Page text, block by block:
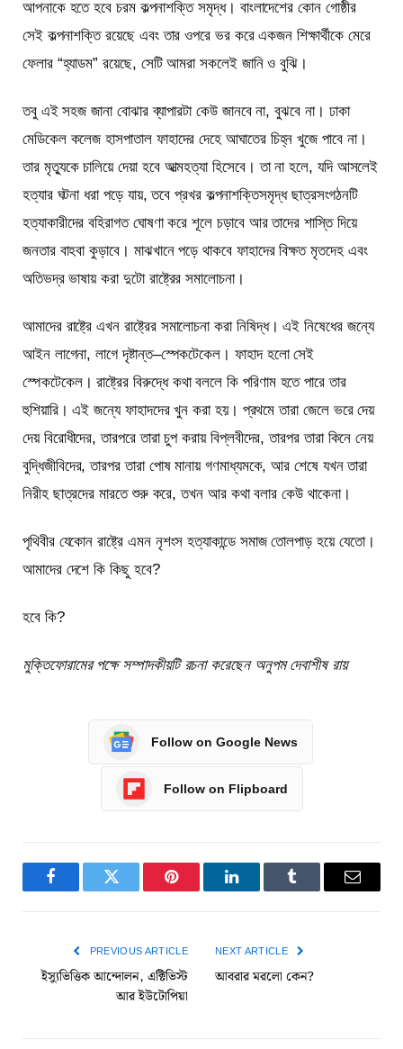
আপনাকে হতে হবে চরম কল্পনাশক্তি সমৃদ্ধ। বাংলাদেশের কোন গোষ্ঠীর
সেই কল্পনাশক্তি রয়েছে এবং তার ওপরে ভর করে একজন শিক্ষার্থীকে মেরে
ফেলার “হ্যাডম” রয়েছে, সেটি আমরা সকলেই জানি ও বুঝি।
তবু এই সহজ জানা বোঝার ব্যাপারটা কেউ জানবে না, বুঝবে না। ঢাকা
মেডিকেল কলেজ হাসপাতাল ফাহাদের দেহে আঘাতের চিহ্ন খুজে পাবে না।
তার মৃত্যুকে চালিয়ে দেয়া হবে আত্মহত্যা হিসেবে। তা না হলে, যদি আসলেই
হত্যার ঘটনা ধরা পড়ে যায়, তবে প্রখর কল্পনাশক্তিসমৃদ্ধ ছাত্রসংগঠনটি
হত্যাকারীদের বহিরাগত ঘোষণা করে শূলে চড়াবে আর তাদের শাস্তি দিয়ে
জনতার বাহবা কুড়াবে। মাঝখানে পড়ে থাকবে ফাহাদের বিক্ষত মৃতদেহ এবং
অতিভদ্র ভাষায় করা দুটো রাষ্ট্রের সমালোচনা।
আমাদের রাষ্ট্রে এখন রাষ্ট্রের সমালোচনা করা নিষিদ্ধ। এই নিষেধের জন্যে
আইন লাগেনা, লাগে দৃষ্টান্ত–স্পেকটেকেল। ফাহাদ হলো সেই
স্পেকটেকেল। রাষ্ট্রের বিরুদ্ধে কথা বললে কি পরিণাম হতে পারে তার
হুশিয়ারি। এই জন্যে ফাহাদদের খুন করা হয়। প্রথমে তারা জেলে ভরে দেয়
দেয় বিরোধীদের, তারপরে তারা চুপ করায় বিপ্লবীদের, তারপর তারা কিনে নেয়
বুদ্ধিজীবিদের, তারপর তারা পোষ মানায় গণমাধ্যমকে, আর শেষে যখন তারা
নিরীহ ছাত্রদের মারতে শুরু করে, তখন আর কথা বলার কেউ থাকেনা।
পৃথিবীর যেকোন রাষ্ট্রে এমন নৃশংস হত্যাকান্ডে সমাজ তোলপাড় হয়ে যেতো।
আমাদের দেশে কি কিছু হবে?
হবে কি?
মুক্তিফোরামের পক্ষে সম্পাদকীয়টি রচনা করেছেন অনুপম দেবাশীষ রায়
Follow on Google News
Follow on Flipboard
FacebookTwitter Pinterest LinkedInTumblr Email
PREVIOUS ARTICLE
ইস্যুভিত্তিক আন্দোলন, এক্টিভিস্ট
আর ইউটোপিয়া
NEXT ARTICLE
আবরার মরলো কেন?